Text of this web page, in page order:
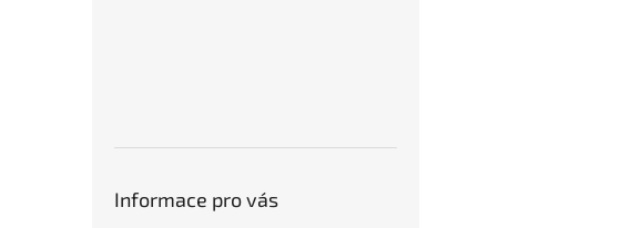
Informace pro vás